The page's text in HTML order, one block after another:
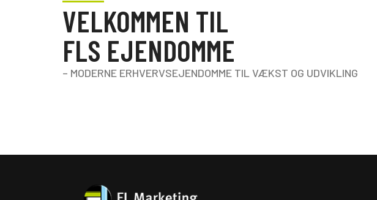
VELKOMMEN TIL
FLS EJENDOMME
– MODERNE ERHVERVSEJENDOMME TIL VÆKST OG UDVIKLING